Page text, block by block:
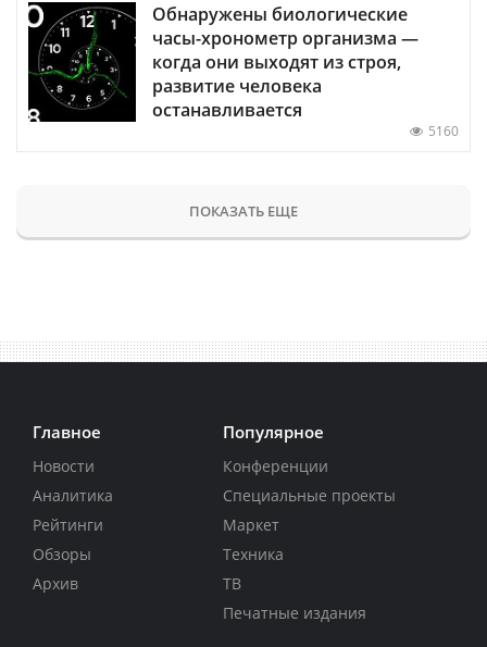
Обнаружены биологические
часы-хронометр организма —
когда они выходят из строя,
развитие человека
останавливается
5160
ПОКАЗАТЬ ЕЩЕ
Главное
Новости
Аналитика
Рейтинги
Обзоры
Архив
Популярное
Конференции
Специальные проекты
Маркет
Техника
ТВ
Печатные издания